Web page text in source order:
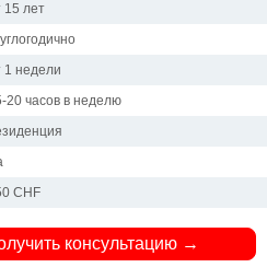
15 лет
1 недели
20 часов в неделю
CHF
консультацию →